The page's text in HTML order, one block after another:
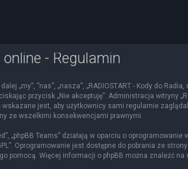
- Regulamin
„my”, ”nas”, „nasza”, „RADIOSTART - Kody do
przycisk „Nie akceptuję”. Administracja witryny
jest, aby użytkownicy sami regularnie
ze wszelkimi konsekwencjami prawnymi.
„phpBB Teams” działają w oparciu o
Oprogramowanie jest dostępne do pobrania ze strony
pomocą. Więcej informacji o phpBB można znaleźć na